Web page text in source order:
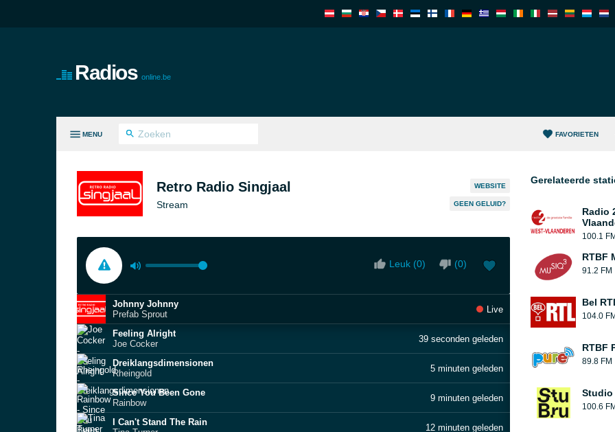
Radios online.be
MENU FAVORIETEN
Retro Radio Singjaal
Stream
WEBSITE
GEEN GELUID?
Leuk (0) (0)
Johnny Johnny
Prefab Sprout
Live
Feeling Alright
Joe Cocker
39 seconden geleden
Dreiklangsdimensionen
Rheingold
5 minuten geleden
Since You Been Gone
Rainbow
9 minuten geleden
I Can't Stand The Rain
12 minuten geleden
Gerelateerde
Radio
100.1 FM
RTBF
91.2 FM
Bel
104.0 FM
RTBF
89.8 FM
Studio
100.6 FM